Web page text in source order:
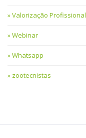
Valorização Profissional
Webinar
Whatsapp
zootecnistas